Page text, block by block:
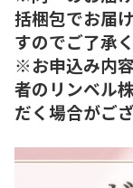
括梱包でお届
すのでご了承
※お申込み内
者のリンベル
だく場合がござ